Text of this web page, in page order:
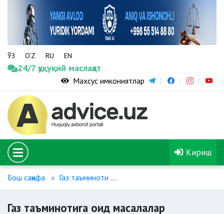
ЎЗ O‘Z RU EN
24/7 ҳуқуқий маслаҳат
Махсус имкониятлар
Кириш
Бош саҳифа Газ таъминоти
Газ таъминотига оид масалалар